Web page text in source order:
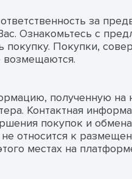
за
Ознакомьтесь с
Покупки,
возмещаются.
полученную на
Контактная
покупок и
относится к
местах на